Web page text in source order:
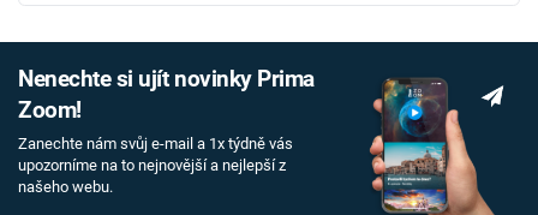
Nenechte si ujít novinky Prima
Zoom!
Zanechte nám svůj e-mail a 1x týdně vás
upozorníme na to nejnovější a nejlepší z
našeho webu.